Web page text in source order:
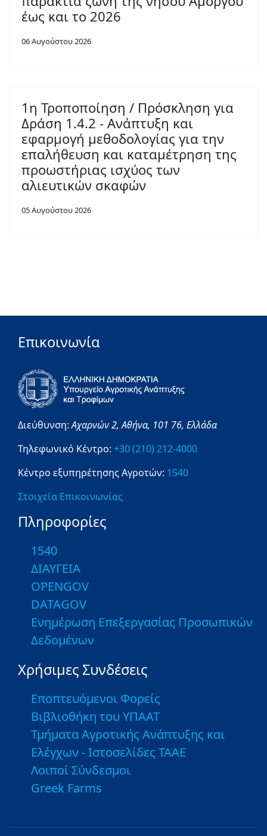
έως και το 2026
06 Αυγούστου 2026
1η Τροποποίηση / Πρόσκληση για
Δράση 1.4.2 - Ανάπτυξη και
εφαρμογή μεθοδολογίας για την
επαλήθευση και καταμέτρηση της
προωστήριας ισχύος των
αλιευτικών σκαφών
05 Αυγούστου 2026
Επικοινωνία
Διεύθυνση:Αχαρνών 2,Αθήνα, 101 76, Ελλάδα
Τηλεφωνικό Κέντρο: +30 (210) 212-4000
Κέντρο εξυπηρέτησης Αγροτών: 1540
Στοιχεία Επικοινωνίας
Πληροφορίες
1540
ΔΙΑΥΓΕΙΑ
OPENGOV
DATAGOV
Ενημέρωση Επεξεργασίας Προσωπικών
Δεδομένων
Χρήσιμες Συνδέσεις
Εποπτευόμενοι Φορείς
Βιβλιοθήκη του ΥΠΑΑΤ
Τμήματα Αγροτικής Ανάπτυξης και
Ελέγχων - Ιστοσελίδες ΤΑΑΕ
Λοιποί Σύνδεσμοι
Greek Farms